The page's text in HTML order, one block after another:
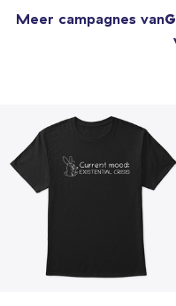
Meer campagnes van